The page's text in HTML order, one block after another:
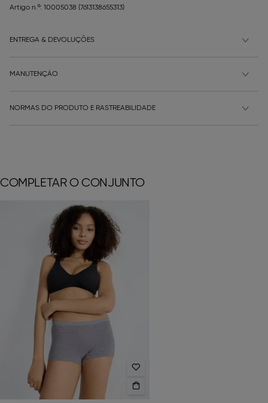
Artigo n.º: 10005038 (7613138655313)
ENTREGA & DEVOLUÇÕES
MANUTENÇÃO
NORMAS DO PRODUTO E RASTREABILIDADE
COMPLETAR O CONJUNTO